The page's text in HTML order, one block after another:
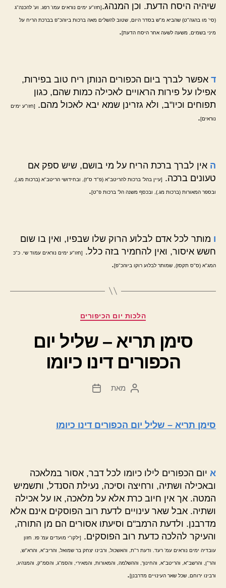
שיהיה היסח הדעת. וכן המנהג.[חזו"ע ימים נוראים עמו' רפג. וע' להכנה"ג
(סי' מו בהגה"ט) שהביא מ"ש בסדר היום, שטוב להשלים מאה ברכות ביוהכ"פ בברכת הריח על
מיני בשמים, משעה לשעה אחר היסח הדעת].
ד אפשר לברך ביום הכפורים הנותן ריח טוב בפירות,
אפילו על פירות הראויים לאכילה כמות שהם, כגון
תפוחים וכיו"ב, ולא גזרינן שמא יבא לאכול מהם.
[חזו"ע ימים
נוראים].
ה אין לברך ברכת הריח על מי בושם, שיש ספק אם
טעונים ברכה.
[עיין בהל' ברכות להריטב"א (פ"ד ס"ז), ובחידושי הריטב"א (ברכות מג.),
ובספר המאורות (ברכות מג.), ובכסף משנה הל' ברכות פ"ט].
ו מותר לכל אדם לבלוע הרוק שלו שבפיו, ואין בו שום
חשש איסור, ואין להחמיר בזה כלל.
[חזו"ע ימים נוראים עמוד שי. כ"כ
המג"א (ס"ס תקסז), שמותר לבלוע רוקו ביוהכ"פ].
קטגוריות
הלכות יום הכיפורים
סימן תריא – שליל יום
הכפורים דינו כיומו
המחבר
מאת
תאריך
סימן תריא – שליל יום הכפורים דינו כיומו
א יום הכפורים לילו כיומו לכל דבר, אסור במלאכה
ובאכילה ושתיה, ורחיצה וסיכה, נעילת הסנדל, ותשמיש
המטה. אך אין חיוב כרת אלא על מלאכה, או על אכילה
ושתיה. אבל שאר עינויים לדעת רוב הפוסקים אינם אלא
מדרבנן. ולדעת הרמב"ם וסיעתו אסורים הם מן התורה,
והעיקר להלכה כדעת רוב הפוסקים.
[ילקו"י מועדים עמ' פז. חזון
עובדיה ימים נוראים עמ' רעד. ודעת ר"ת, והאשכול, ורבינו יצחק בר שמואל, והריב"א, והרא"ש,
והר"ן, והרשב"א, והריטב"א, והחינוך, וההשלמה, והמאורות, והמאירי, והסמ"ג, והסמ"ק, והמנהיג,
ורבינו ירוחם, שכל שאר העינויים מדרבנן].